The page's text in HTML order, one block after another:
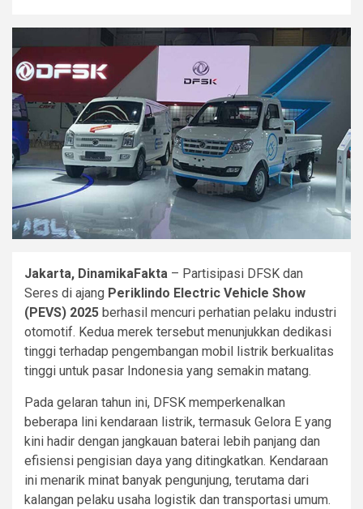
Jakarta, DinamikaFakta – Partisipasi DFSK dan
Seres di ajang Periklindo Electric Vehicle Show
(PEVS) 2025 berhasil mencuri perhatian pelaku industri
otomotif. Kedua merek tersebut menunjukkan dedikasi
tinggi terhadap pengembangan mobil listrik berkualitas
tinggi untuk pasar Indonesia yang semakin matang.
Pada gelaran tahun ini, DFSK memperkenalkan
beberapa lini kendaraan listrik, termasuk Gelora E yang
kini hadir dengan jangkauan baterai lebih panjang dan
efisiensi pengisian daya yang ditingkatkan. Kendaraan
ini menarik minat banyak pengunjung, terutama dari
kalangan pelaku usaha logistik dan transportasi umum.